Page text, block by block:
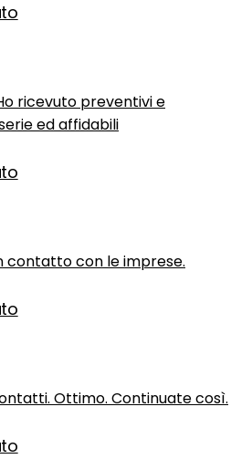
ricevuto preventivi e
ed affidabili
contatto con le imprese.
Ottimo. Continuate così.